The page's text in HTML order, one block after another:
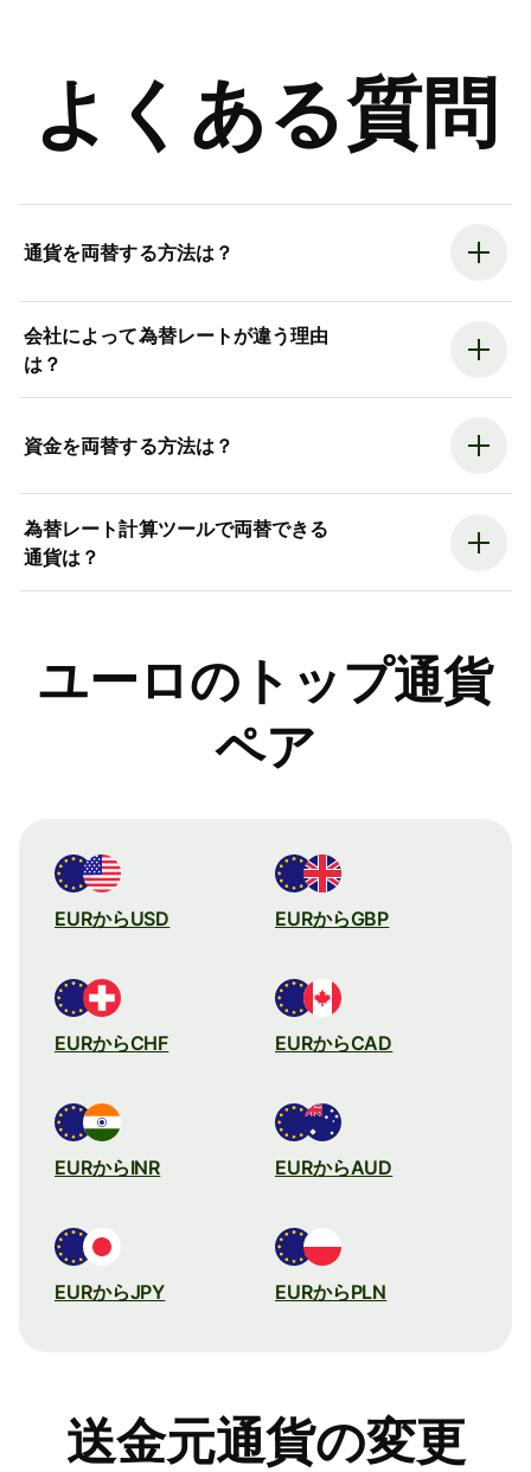
よくある質問
通貨を両替する方法は？
会社によって為替レートが違う理由
は？
資金を両替する方法は？
為替レート計算ツールで両替できる
通貨は？
ユーロのトップ通貨
ペア
EURからUSD EURからGBP
EURからCHF EURからCAD
EURからINR EURからAUD
EURからJPY EURからPLN
送金元通貨の変更